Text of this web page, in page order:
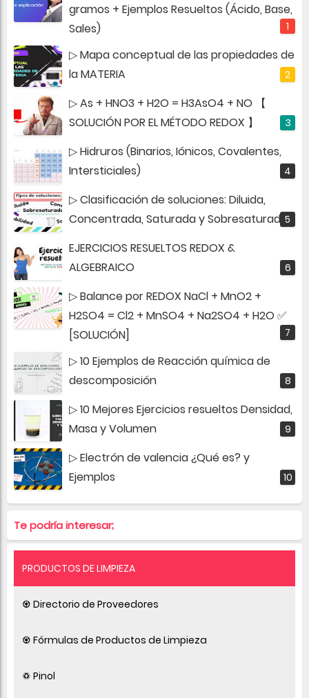
gramos + Ejemplos Resueltos (Ácido, Base,
Sales)
▷ Mapa conceptual de las propiedades de
la MATERIA
▷ As + HNO3 + H2O = H3AsO4 + NO 【
SOLUCIÓN POR EL MÉTODO REDOX 】
▷ Hidruros (Binarios, Iónicos, Covalentes,
Intersticiales)
▷ Clasificación de soluciones: Diluida,
Concentrada, Saturada y Sobresaturada
EJERCICIOS RESUELTOS REDOX &
ALGEBRAICO
▷ Balance por REDOX NaCl + MnO2 +
H2SO4 = Cl2 + MnSO4 + Na2SO4 + H2O ✅
[SOLUCIÓN]
▷ 10 Ejemplos de Reacción química de
descomposición
▷ 10 Mejores Ejercicios resueltos Densidad,
Masa y Volumen
▷ Electrón de valencia ¿Qué es? y
Ejemplos
Te podría interesar;
PRODUCTOS DE LIMPIEZA
♼ Directorio de Proveedores
♼ Fórmulas de Productos de Limpieza
♽ Pinol